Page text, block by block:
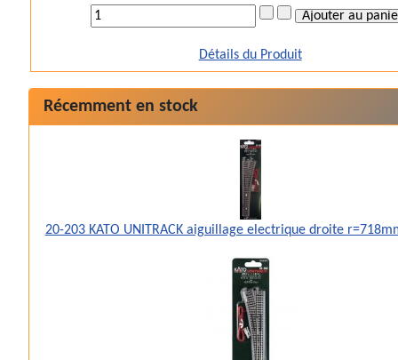
Détails du Produit
Récemment en stock
20-203 KATO UNITRACK aiguillage electrique droite